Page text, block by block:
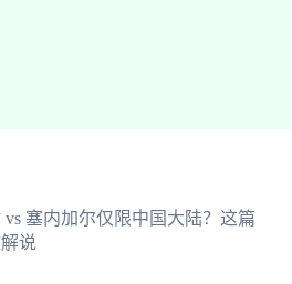
塞内加尔仅限中国大陆？这篇
说